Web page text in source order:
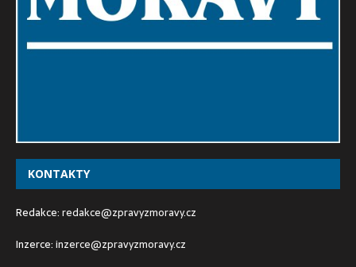
KONTAKTY
Redakce:redakce@zpravyzmoravy.cz
Inzerce:inzerce@zpravyzmoravy.cz